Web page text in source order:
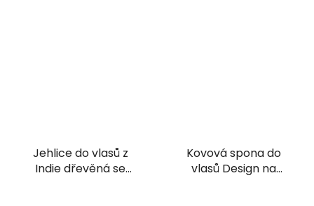
Jehlice do vlasů z
Indie dřevěná se
Kovová spona do
vlasů Design na